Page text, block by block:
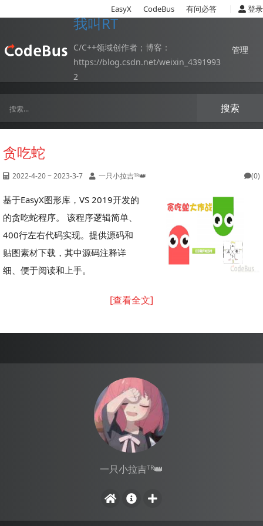
EasyX CodeBus 有问必答 登录
我叫RT
C/C++领域创作者；博客：
https://blog.csdn.net/weixin_4391993
2
管理
贪吃蛇
2022-4-20 ~ 2023-3-7 一只小拉吉ᵀᴿ👑 (0)
基于EasyX图形库，VS 2019开发的
的贪吃蛇程序。 该程序逻辑简单、
400行左右代码实现。提供源码和
贴图素材下载，其中源码注释详
细、便于阅读和上手。
[查看全文]
一只小拉吉ᵀᴿ👑
搜索